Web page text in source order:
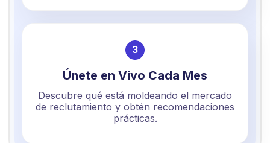
3
Únete en Vivo Cada Mes
Descubre qué está moldeando el mercado
de reclutamiento y obtén recomendaciones
prácticas.